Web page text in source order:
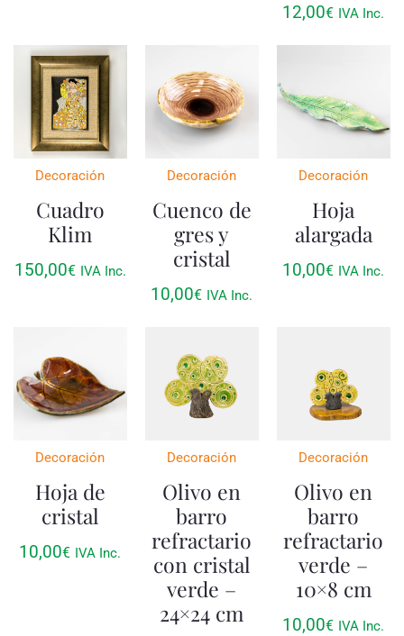
12,00€ IVA Inc.
Decoración
Cuadro
Klim
150,00€ IVA Inc.
Decoración
Cuenco de
gres y
cristal
10,00€ IVA Inc.
Decoración
Hoja
alargada
10,00€ IVA Inc.
Decoración
Hoja de
cristal
10,00€ IVA Inc.
Decoración
Olivo en
barro
refractario
con cristal
verde –
24×24 cm
Decoración
Olivo en
barro
refractario
verde –
10×8 cm
10,00€ IVA Inc.